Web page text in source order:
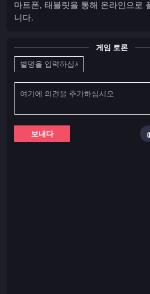
마트폰, 태블릿을 통해 온라인으로
니다.
게임 토론
보내다